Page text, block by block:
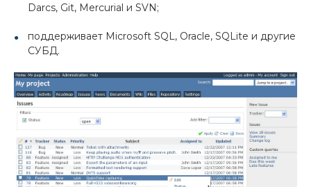
Darcs, Git, Mercurial и SVN;
поддерживает Microsoft SQL, Oracle, SQLite и другие
СУБД.